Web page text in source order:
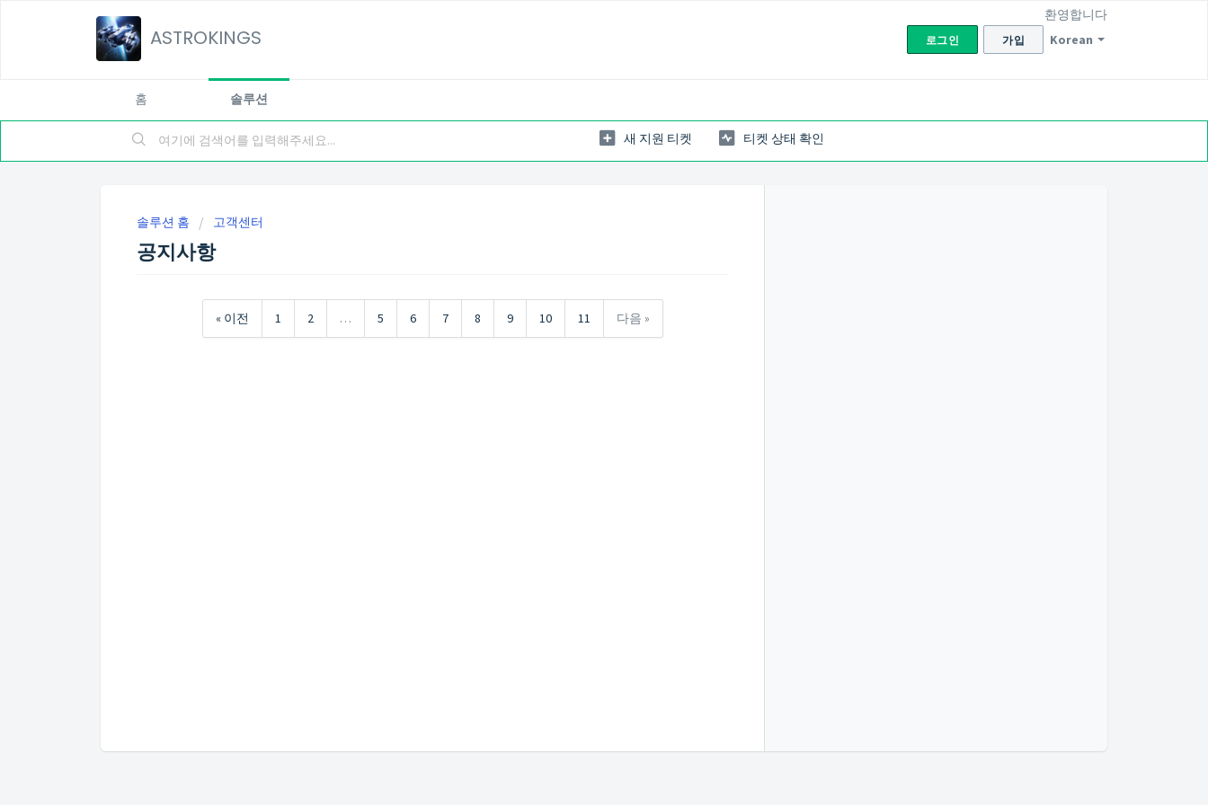
ASTROKINGS Korean
환영합니다
로그인 가입
홈 솔루션
새 지원 티켓 티켓 상태 확인
솔루션 홈 고객센터
공지사항
« 이전 1 2 … 5 6 7 8 9 10 11 다음 »